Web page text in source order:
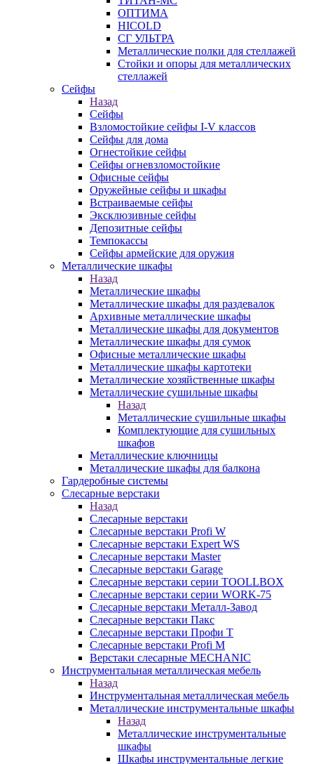
ОПТИМА
HICOLD
СГ УЛЬТРА
Металлические полки для стеллажей
Стойки и опоры для металлических
стеллажей
Сейфы
Назад
Сейфы
Взломостойкие сейфы I-V классов
Сейфы для дома
Огнестойкие сейфы
Сейфы огневзломостойкие
Офисные сейфы
Оружейные сейфы и шкафы
Встраиваемые сейфы
Эксклюзивные сейфы
Депозитные сейфы
Темпокассы
Сейфы армейские для оружия
Металлические шкафы
Назад
Металлические шкафы
Металлические шкафы для раздевалок
Архивные металлические шкафы
Металлические шкафы для документов
Металлические шкафы для сумок
Офисные металлические шкафы
Металлические шкафы картотеки
Металлические хозяйственные шкафы
Металлические сушильные шкафы
Назад
Металлические сушильные шкафы
Комплектующие для сушильных
шкафов
Металлические ключницы
Металлические шкафы для балкона
Гардеробные системы
Слесарные верстаки
Назад
Слесарные верстаки
Слесарные верстаки Profi W
Слесарные верстаки Expert WS
Слесарные верстаки Master
Слесарные верстаки Garage
Слесарные верстаки серии TOOLLBOX
Слесарные верстаки серии WORK-75
Слесарные верстаки Металл-Завод
Слесарные верстаки Пакс
Слесарные верстаки Профи Т
Слесарные верстаки Profi M
Верстаки слесарные MECHANIC
Инструментальная металлическая мебель
Назад
Инструментальная металлическая мебель
Металлические инструментальные шкафы
Назад
Металлические инструментальные
шкафы
Шкафы инструментальные легкие